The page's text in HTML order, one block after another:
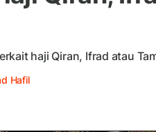
haji Qiran, Ifrad atau
Hafil